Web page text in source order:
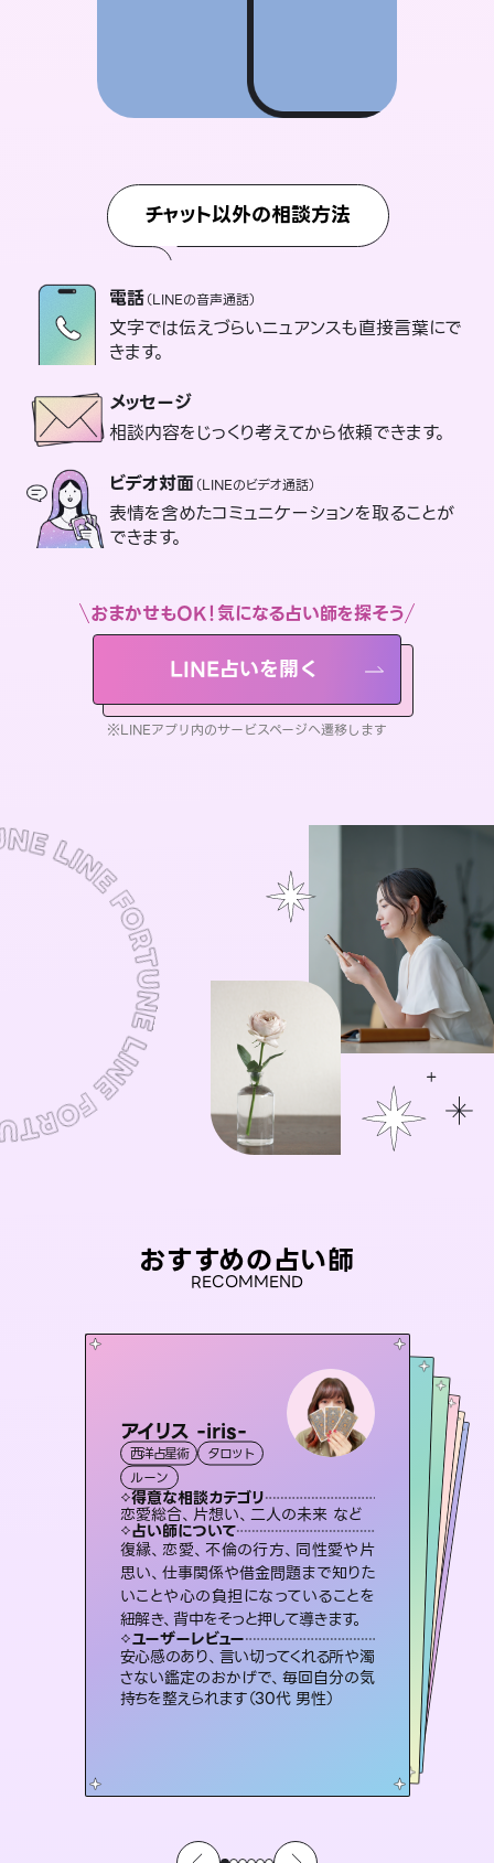
チャット以外の相談方法
電話（LINEの音声通話）
文字では伝えづらいニュアンスも直接言葉にで
きます。
メッセージ
相談内容をじっくり考えてから依頼できます。
ビデオ対面（LINEのビデオ通話）
表情を含めたコミュニケーションを取ることが
できます。
おまかせもOK！気になる占い師を探そう
LINE占いを開く
※LINEアプリ内のサービスページへ遷移します
おすすめの占い師
RECOMMEND
アイリス -iris-
西洋占星術
タロット
ルーン
得意な相談カテゴリ
恋愛総合、片想い、二人の未来 など
占い師について
復縁、恋愛、不倫の行方、同性愛や片
思い、仕事関係や借金問題まで知りた
いことや心の負担になっていることを
紐解き、背中をそっと押して導きます。
ユーザーレビュー
安心感のあり、言い切ってくれる所や濁
さない鑑定のおかげで、毎回自分の気
持ちを整えられます（30代 男性）
彗望（すいぼう）
霊視・オーラ 透視
スピリチュアル・リーディング
得意な相談カテゴリ
片想い、あの人の気持ち、復縁 など
占い師について
3,700年以上の歴史を持つ東洋最古の
占術「易占」で詳細まで占い、幸せへ向
かう道筋を示します。厳しい結果にも具
体的な対策をお伝えします。
ユーザーレビュー
複雑な背景もしっかり聞いて鑑定して
いただけました。気持ちが楽になりまし
た（50代 女性）
セラピスト理恵
霊視・オーラ
スピリチュアル・リーディング
得意な相談カテゴリ
片想い、二人の未来、年の差 など
占い師について
連絡再開、復縁、成就などの報告実績
多数。セラピストとして2万超の施術経
験があるからこそできる鑑定で、より良
い未来をサポートします。
ユーザーレビュー
とても心温まる鑑定でした。しかもこち
らは何も言っていないのに視えていらっ
しゃるんだなと驚きです（30代女性）
桃源珠羽 とうげんみう
霊視・オーラ
スピリチュアル・リーディング
得意な相談カテゴリ
片想い、あの人の気持ち、復縁 など
占い師について
恋愛のお悩みの中でも特に「曖昧な関係」の相談を得意としており、友達以上恋人未満なお相手との今後や本音を丁寧に読み解き恋愛成就へと導きます。
ユーザーレビュー
鑑定していただいてアドバイス通りに行
動すると仲が復活してきました。ありが
とうございました（40代 女性）
おう 霊感オラクル
オラクルカード
得意な相談カテゴリ
恋愛総合、あの人の気持ち など
占い師について
霊視×オラクルカードを使って「今」と
「未来」そして「気になるあの人の気持
ち」まで丁寧に読み解き、恋や人生のヒ
ントを優しく引き出します。
ユーザーレビュー
不安な気持ちが嘘みたいに晴れまし
た…！よく視えていらっしゃるんだなと
感じました（40代 女性）
未来視師＊花
霊視・オーラ 心理学
スピリチュアル・リーディング
得意な相談カテゴリ
出逢い、片想い、復縁 など
占い師について
未来には何パターンもの選択肢があり
ます。不安で視えにくくなっているあな
たの素敵な未来を見つけ、その未来を
選択できるようアドバイスします。
ユーザーレビュー
職場の人の性質や人間関係、本心など
本当によく視えていてびっくり。対策が
打てて前向きになれます（40代）